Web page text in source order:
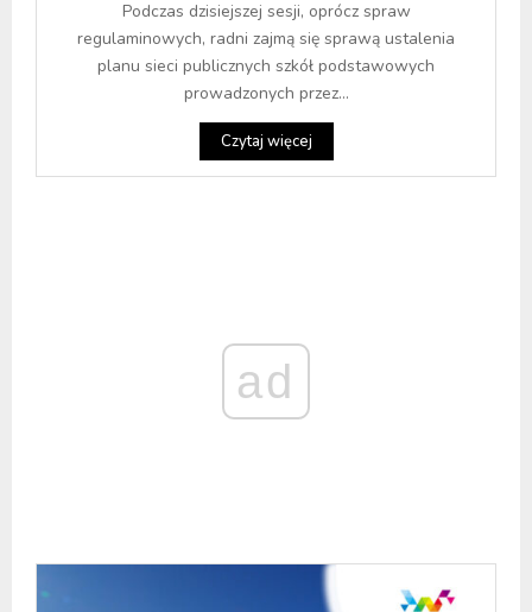
Podczas dzisiejszej sesji, oprócz spraw
regulaminowych, radni zajmą się sprawą ustalenia
planu sieci publicznych szkół podstawowych
prowadzonych przez...
Czytaj więcej
ad